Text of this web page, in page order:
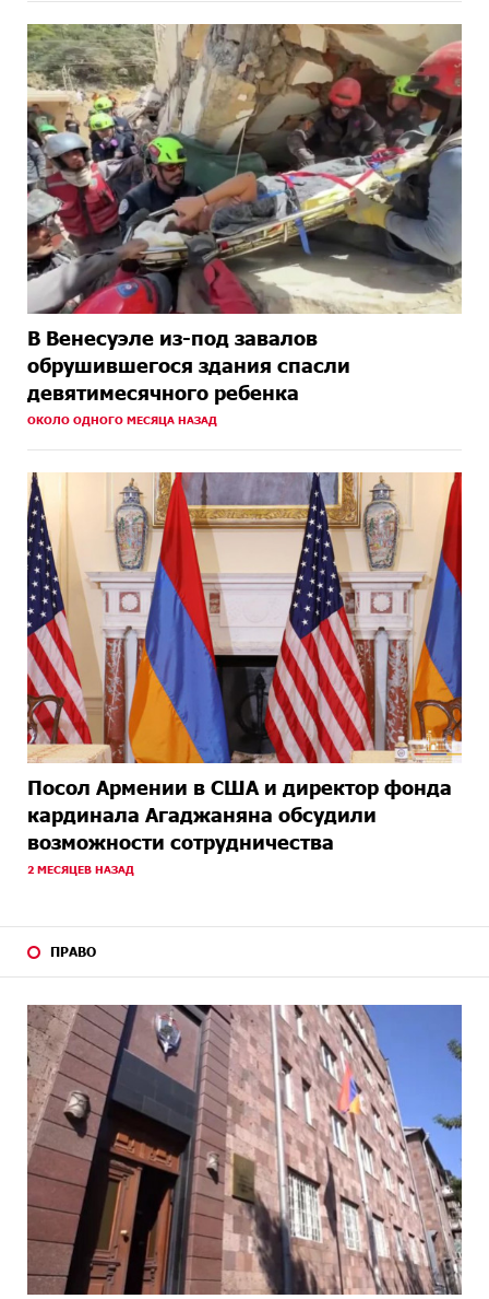
В Венесуэле из-под завалов
обрушившегося здания спасли
девятимесячного ребенка
ОКОЛО ОДНОГО МЕСЯЦА НАЗАД
Посол Армении в США и директор фонда
кардинала Агаджаняна обсудили
возможности сотрудничества
2 МЕСЯЦЕВ НАЗАД
ПРАВО